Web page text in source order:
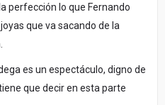
perfección lo que Fernando
que va sacando de la
es un espectáculo, digno de
que decir en esta parte